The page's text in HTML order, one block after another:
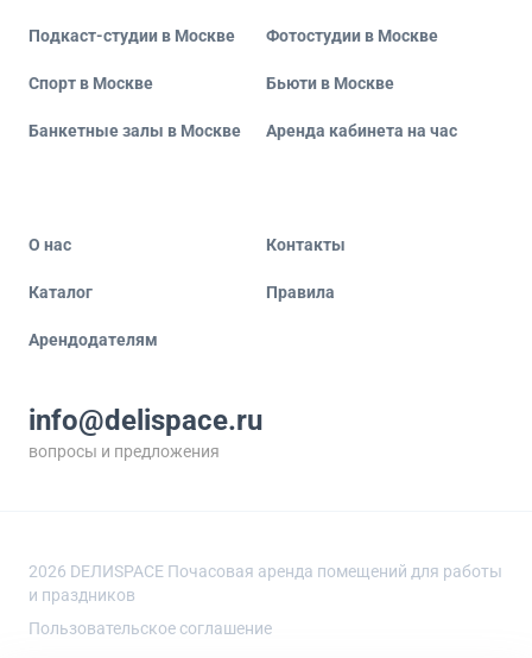
Подкаст-студии в Москве Фотостудии в Москве
Спорт в Москве Бьюти в Москве
Банкетные залы в Москве Аренда кабинета на час
О нас Контакты
Каталог Правила
Арендодателям
info@delispace.ru
вопросы и предложения
2026 DEЛИSPACE Почасовая аренда помещений для работы
и праздников
Пользовательское соглашение